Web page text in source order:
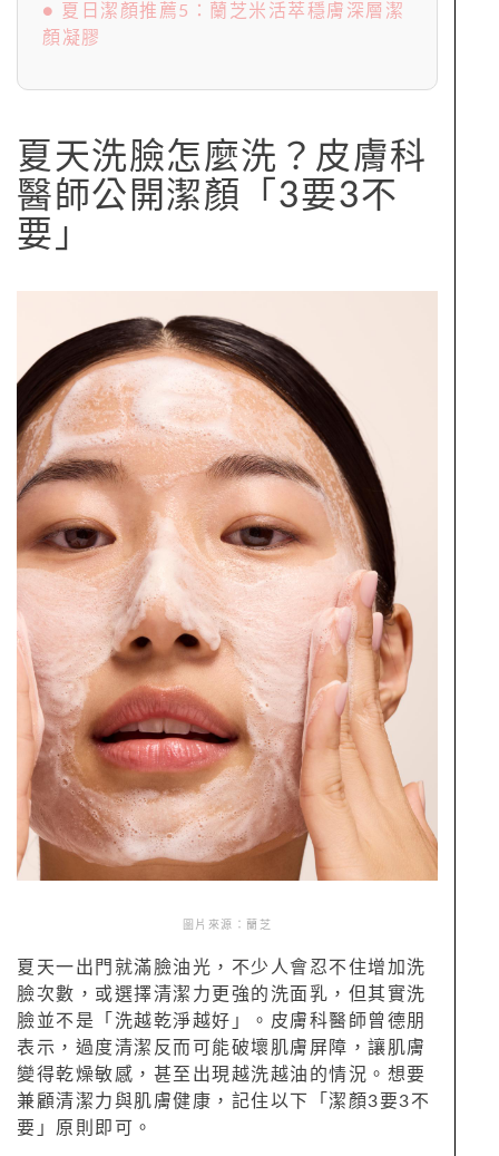
● 夏日潔顏推薦5：蘭芝米活萃穩膚深層潔
顏凝膠
夏天洗臉怎麼洗？皮膚科
醫師公開潔顏「3要3不
要」
圖片來源：蘭芝
夏天一出門就滿臉油光，不少人會忍不住增加洗
臉次數，或選擇清潔力更強的洗面乳，但其實洗
臉並不是「洗越乾淨越好」。皮膚科醫師曾德朋
表示，過度清潔反而可能破壞肌膚屏障，讓肌膚
變得乾燥敏感，甚至出現越洗越油的情況。想要
兼顧清潔力與肌膚健康，記住以下「潔顏3要3不
要」原則即可。